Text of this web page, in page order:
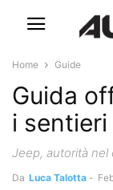
Home Guide
Guida
i
Jeep, autorità nel
Da Luca Talotta -